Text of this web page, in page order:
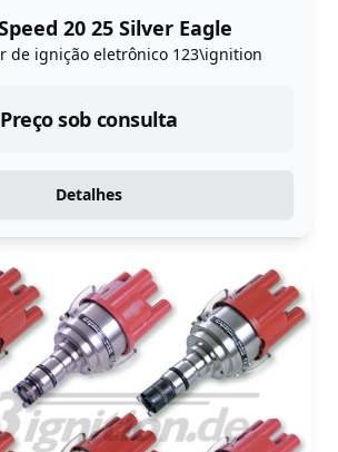
20 25 Silver Eagle
de ignição eletrônico 123\ignition
Preço sob consulta
Detalhes